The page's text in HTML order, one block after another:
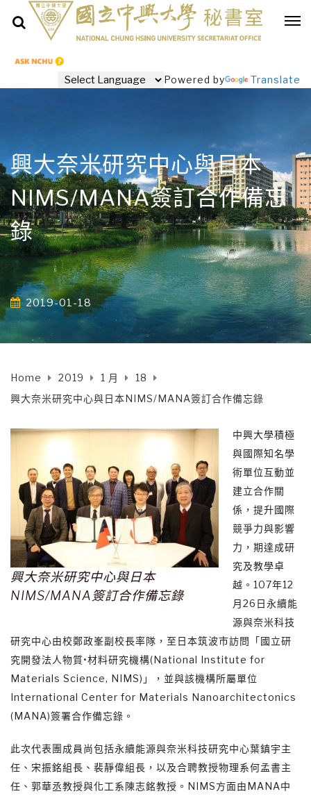
Powered by Translate
興大奈米研究中心與日本
NIMS/MANA簽訂合作備忘
錄
2019-01-18
Home 2019 1 月
18
興大奈米研究中心與日本NIMS/MANA簽訂合作備忘錄
興大奈米研究中心與日本
NIMS/MANA簽訂合作備忘錄
中興大學積極
與國際知名學
術單位互動並
建立合作關
係，提升國際
競爭力與影響
力，期達成研
究及教學卓
越。107年12
月26日永續能
源與奈米科技
研究中心由校鄭政峯副校長率隊，至日本筑波市訪問「國立研
究開發法人物質•材料研究機構(National Institute for
Materials Science, NIMS)」，並與該機構所屬單位
International Center for Materials Nanoarchitectonics
(MANA)簽署合作備忘錄。
此次代表團成員尚包括永續能源與奈米科技研究中心葉鎮宇主
任、宋振銘組長、裴靜偉組長，以及合聘教授物理系何孟書主
任、郭華丞教授與化工系陳志銘教授。NIMS方面由MANA中